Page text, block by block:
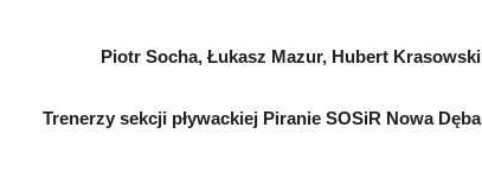
Piotr Socha, Łukasz Mazur, Hubert Krasowski
Trenerzy sekcji pływackiej Piranie SOSiR Nowa Dęba